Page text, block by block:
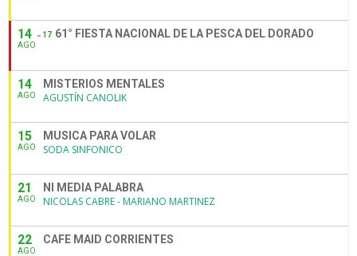
14
AGO
17 61° FIESTA NACIONAL DE LA PESCA DEL DORADO
14
AGO
MISTERIOS MENTALES
AGUSTÍN CANOLIK
15
AGO
MUSICA PARA VOLAR
SODA SINFONICO
21
AGO
NI MEDIA PALABRA
NICOLAS CABRE - MARIANO MARTINEZ
22
AGO
CAFE MAID CORRIENTES